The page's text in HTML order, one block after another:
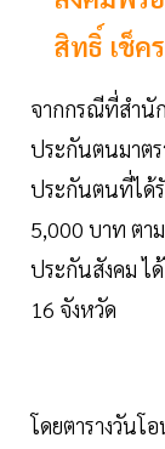
สิทธิ์ เช็ค
จากกรณีที่สำนั
ประกันตนมาตร
ประกันตนที่ได้
5,000 บาท ตา
ประกันสังคม ไ
16 จังหวัด
โดยตารางวัน